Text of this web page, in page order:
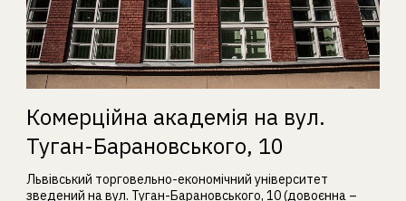
Комерційна академія на вул.
Туган-Барановського, 10
Львівський торговельно-економічний університет
зведений на вул. Туган-Барановського, 10 (довоєнна –